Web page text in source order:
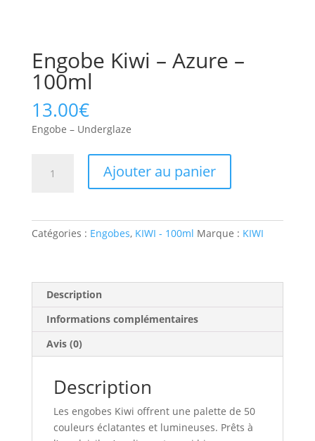
Engobe Kiwi – Azure –
100ml
13.00€
Engobe – Underglaze
Ajouter au panier
Catégories : Engobes, KIWI - 100ml Marque : KIWI
Description
Informations complémentaires
Avis (0)
Description
Les engobes Kiwi offrent une palette de 50
couleurs éclatantes et lumineuses. Prêts à